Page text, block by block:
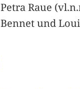
Petra Raue
Bennet und